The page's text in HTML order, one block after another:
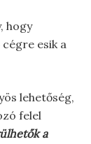
hogy
esik a
lehetőség,
felel
a